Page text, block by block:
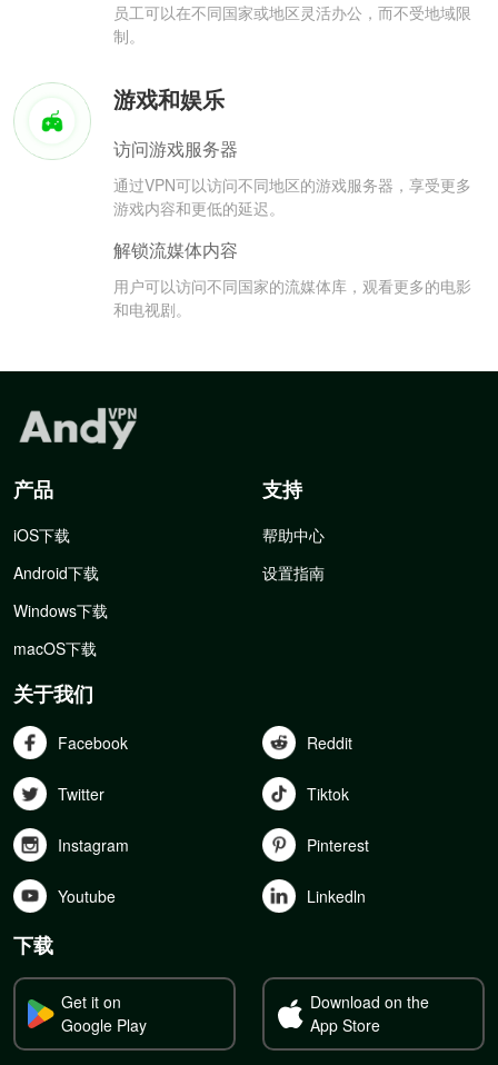
员工可以在不同国家或地区灵活办公，而不受地域限
制。
游戏和娱乐
访问游戏服务器
通过VPN可以访问不同地区的游戏服务器，享受更多
游戏内容和更低的延迟。
解锁流媒体内容
用户可以访问不同国家的流媒体库，观看更多的电影
和电视剧。
产品
iOS下载
Android下载
Windows下载
macOS下载
支持
帮助中心
设置指南
关于我们
Facebook Reddit
Twitter Tiktok
Instagram Pinterest
Youtube Linkedln
下载
Get it on
Google Play
Download on the
App Store